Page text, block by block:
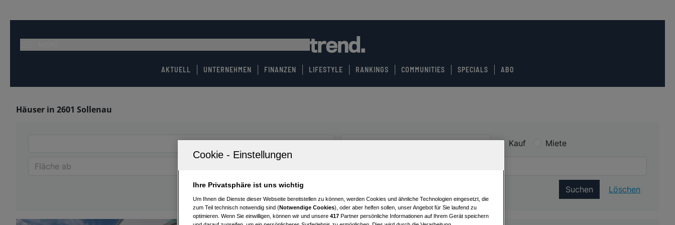
AKTUELL UNTERNEHMEN FINANZEN LIFESTYLE RANKINGS COMMUNITIES SPECIALS ABO
Häuser in 2601 Sollenau
Kauf Miete
Suchen Löschen
Ihre Privatsphäre ist uns wichtig
Um Ihnen die Dienste dieser Webseite bereitstellen zu können, werden Cookies und ähnliche Technologien eingesetzt, die
zum Teil technisch notwendig sind (Notwendige Cookies), oder aber helfen sollen, unser Angebot für Sie laufend zu
optimieren. Wenn Sie einwilligen, können wir und unsere 417 Partner persönliche Informationen auf Ihrem Gerät speichern